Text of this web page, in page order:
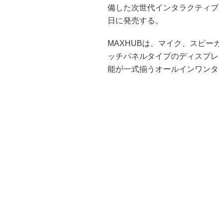
備した次世代インタラクティ
日に発売する。
MAXHUBは、マイク、スピー
ッチパネルタイプのディスプ
能が一式揃うオールインワンタ